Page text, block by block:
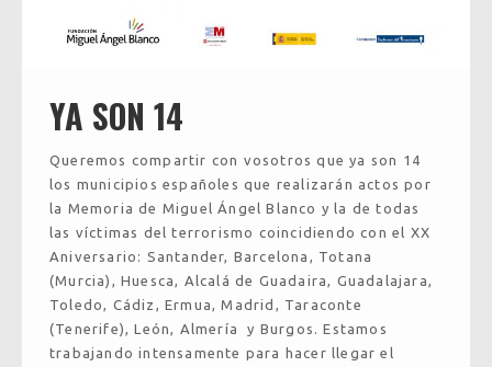
YA SON 14
Queremos compartir con vosotros que ya son 14
los municipios españoles que realizarán actos por
la Memoria de Miguel Ángel Blanco y la de todas
las víctimas del terrorismo coincidiendo con el XX
Aniversario: Santander, Barcelona, Totana
(Murcia), Huesca, Alcalá de Guadaira, Guadalajara,
Toledo, Cádiz, Ermua, Madrid, Taraconte
(Tenerife), León, Almería y Burgos. Estamos
trabajando intensamente para hacer llegar el